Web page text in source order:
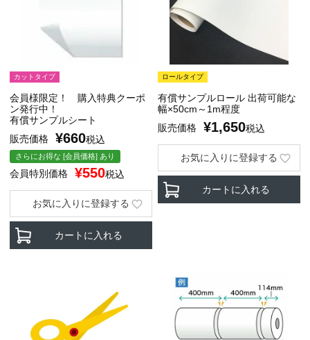
カットタイプ
会員様限定！ 購入特典クーポ
ン発行中！
有償サンプルシート
販売価格
¥660税込
さらにお得な [会員価格] あり
会員特別価格 ¥550税込
カートに入れる
お気に入りに登録する
ロールタイプ
有償サンプルロール 出荷可能な
幅×50cm～1m程度
販売価格
¥1,650税込
カートに入れる
お気に入りに登録する